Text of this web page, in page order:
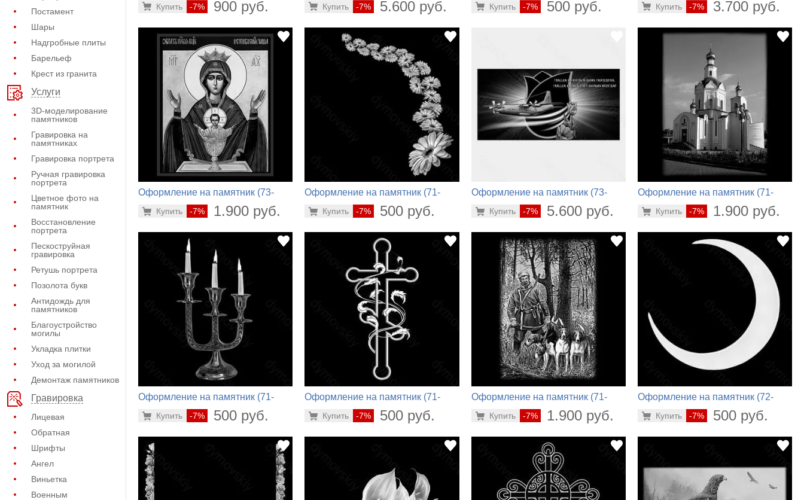
Постамент
Шары
Надгробные плиты
Барельеф
Крест из гранита
Услуги
3D-моделирование
памятников
Гравировка на
памятниках
Гравировка портрета
Ручная гравировка
портрета
Цветное фото на
памятник
Восстановление
портрета
Пескоструйная
гравировка
Ретушь портрета
Позолота букв
Антидождь для
памятников
Благоустройство
могилы
Укладка плитки
Уход за могилой
Демонтаж памятников
Гравировка
Лицевая
Обратная
Шрифты
Ангел
Виньетка
Военным
-7% 900 руб.
Купить -7% 5.600 руб.
Купить -7% 500 руб.
Купить -7% 3.700 руб.
Купить
Оформление на памятник (73-
-7% 1.900 руб.
Купить
Оформление на памятник (71-
-7% 500 руб.
Купить
Оформление на памятник (73-
-7% 5.600 руб.
Купить
Оформление на памятник (71-
-7% 1.900 руб.
Купить
Оформление на памятник (71-
-7% 500 руб.
Купить
Оформление на памятник (71-
-7% 500 руб.
Купить
Оформление на памятник (71-
-7% 1.900 руб.
Купить
Оформление на памятник (72-
-7% 500 руб.
Купить